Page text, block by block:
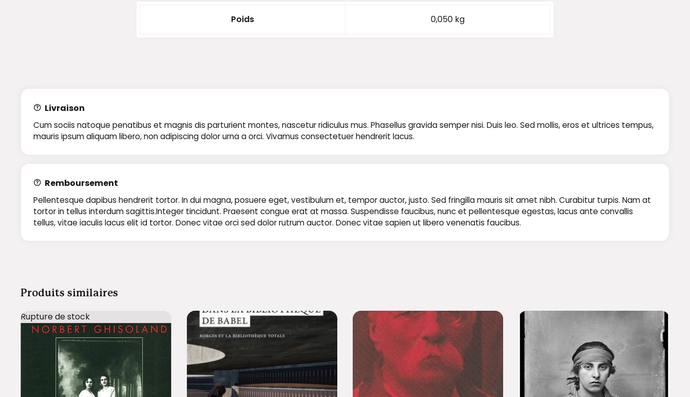
Poids 0,050 kg
Livraison
Cum sociis natoque penatibus et magnis dis parturient montes, nascetur ridiculus mus. Phasellus gravida semper nisi. Duis leo. Sed mollis, eros et ultrices tempus,
mauris ipsum aliquam libero, non adipiscing dolor urna a orci. Vivamus consectetuer hendrerit lacus.
Remboursement
Pellentesque dapibus hendrerit tortor. In dui magna, posuere eget, vestibulum et, tempor auctor, justo. Sed fringilla mauris sit amet nibh. Curabitur turpis. Nam at
tortor in tellus interdum sagittis.Integer tincidunt. Praesent congue erat at massa. Suspendisse faucibus, nunc et pellentesque egestas, lacus ante convallis
tellus, vitae iaculis lacus elit id tortor. Donec vitae orci sed dolor rutrum auctor. Donec vitae sapien ut libero venenatis faucibus.
Produits similaires
Rupture de stock